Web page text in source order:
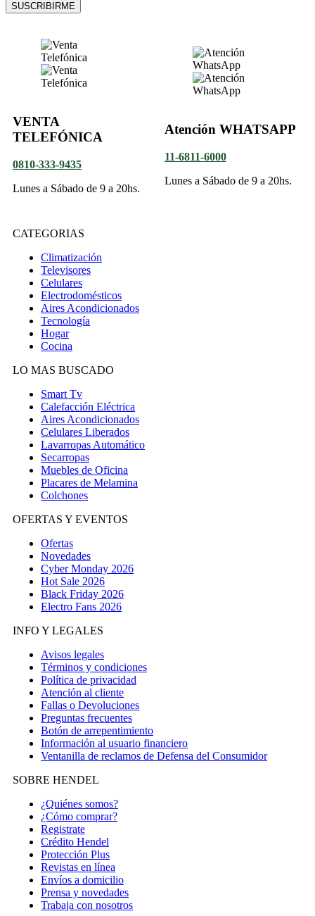
SUSCRIBIRME
VENTA
TELEFÓNICA
0810-333-9435
Lunes a Sábado de 9 a 20hs.
Atención WHATSAPP
11-6811-6000
Lunes a Sábado de 9 a 20hs.
CATEGORIAS
Climatización
Televisores
Celulares
Electrodomésticos
Aires Acondicionados
Tecnología
Hogar
Cocina
LO MAS BUSCADO
Smart Tv
Calefacción Eléctrica
Aires Acondicionados
Celulares Liberados
Lavarropas Automático
Secarropas
Muebles de Oficina
Placares de Melamina
Colchones
OFERTAS Y EVENTOS
Ofertas
Novedades
Cyber Monday 2026
Hot Sale 2026
Black Friday 2026
Electro Fans 2026
INFO Y LEGALES
Avisos legales
Términos y condiciones
Política de privacidad
Atención al cliente
Fallas o Devoluciones
Preguntas frecuentes
Botón de arrepentimiento
Información al usuario financiero
Ventanilla de reclamos de Defensa del Consumidor
SOBRE HENDEL
¿Quiénes somos?
¿Cómo comprar?
Registrate
Crédito Hendel
Protección Plus
Revistas en línea
Envíos a domicilio
Prensa y novedades
Trabaja con nosotros